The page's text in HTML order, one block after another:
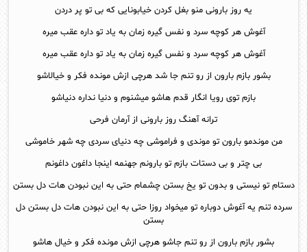
یه روز بارونی منو بغل کردن خیابونایی که بی تو پر دردن
آغوش هر کوچه سرد و نفس گیره زمان به یاد تو داره عقب میره
آغوش هر کوچه سرد و نفس گیره زمان به یاد تو داره عقب میره
بشور بازم بارون از رو تنم جا شد هرچی ازش مونده فکر و خیالاشو
بازم توی رویا انگار قدم هاشو میشنوم و دنیا نداره دنیاشو
ترانه آهنگ روز بارونی از آرمان فرحی
من موندمو بارون تو موندی و فراموشی چه دنیای سردی چه شهر خاموشی
بی چتر و بی دستات بازم تو بارونم جهنمه اینجا داغون داغونم
دستام تو نیستی و بدون تو یخ بستن چشمام حتی به این نبودن هات دل بستن
سرده تنم یه آغوش دوباره تو میخواد روزا حتی به این نبودن هات دل بستن دل
بستن
بشور بازم بارون از رو تنم جاشو هرچی ازش مونده فکر و خیال هاشو